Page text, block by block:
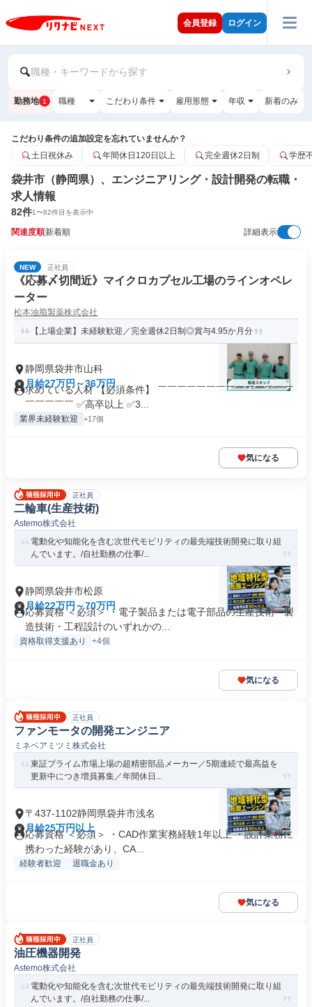
会員登録 ログイン
職種・キーワードから探す
勤務地 1 職種 こだわり条件 雇用形態 年収 新着のみ
こだわり条件の追加設定を忘れていませんか？
土日祝休み
年間休日120日以上 完全週休2日制 学歴
袋井市（静岡県）、エンジニアリング・設計開発の転職・
求人情報
82件1〜82件目を表示中
関連度順新着順 詳細表示
NEW 正社員
《応募〆切間近》マイクロカプセル工場のラインオペレ
ーター
松本油脂製薬株式会社
【上場企業】未経験歓迎／完全週休2日制◎賞与4.95か月分
静岡県袋井市山科
月給27万円～36万円
求めている人材 【必須条件】 ￣￣￣￣￣￣￣￣￣￣￣￣￣￣
￣￣￣￣￣ ✅高卒以上 ✅3...
業界未経験歓迎 +17個
気になる
正社員
二輪車(生産技術)
Astemo株式会社
電動化や知能化を含む次世代モビリティの最先端技術開発に取り組
んでいます。/自社勤務の仕事/...
静岡県袋井市松原
月給22万円～70万円
応募資格 ＜必須＞ ・電子製品または電子部品の生産技術・製
造技術・工程設計のいずれかの...
資格取得支援あり +4個
気になる
正社員
ファンモータの開発エンジニア
ミネベアミツミ株式会社
東証プライム市場上場の超精密部品メーカー／5期連続で最高益を
更新中につき増員募集／年間休日...
〒437-1102静岡県袋井市浅名
月給25万円以上
応募資格 ＜必須＞ ・CAD作業実務経験1年以上 ・設計業務に
携わった経験があり、CA...
経験者歓迎 退職金あり
気になる
正社員
油圧機器開発
Astemo株式会社
電動化や知能化を含む次世代モビリティの最先端技術開発に取り組
んでいます。/自社勤務の仕事/...